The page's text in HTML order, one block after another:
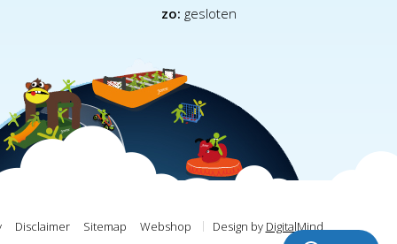
zo: gesloten
Disclaimer Sitemap Webshop Design by DigitalMind